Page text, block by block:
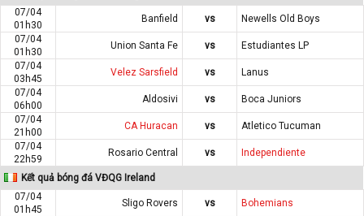
07/04
01h30
Banfield vs
Newells Old Boys
07/04
01h30
Union Santa Fe vs
Estudiantes LP
07/04
03h45
Velez Sarsfield vs
Lanus
07/04
06h00
Aldosivi vs
Boca Juniors
07/04
21h00
CA Huracan vs
Atletico Tucuman
07/04
22h59
Rosario Central vs Independiente
Kết quả bóng đá VĐQG Ireland
07/04
01h45
Sligo Rovers vs Bohemians